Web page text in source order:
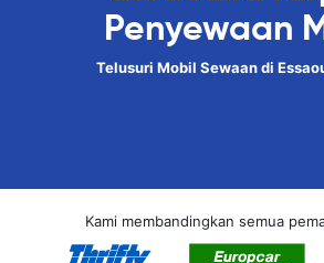
Penyewaan
Telusuri Mobil Sewaan di
Kami membandingkan semua